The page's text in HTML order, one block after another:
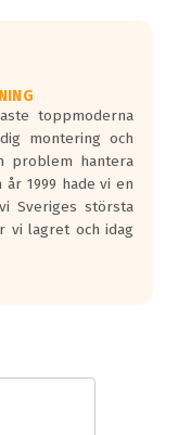
toppmoderna
montering och
problem hantera
1999 hade vi en
Sveriges största
vi lagret och idag